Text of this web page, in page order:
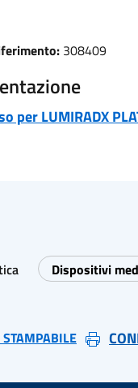
308409
per LUMIRADX
Dispositivi